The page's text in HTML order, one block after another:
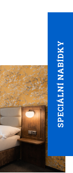
SPECIÁLNÍ NABÍDKY